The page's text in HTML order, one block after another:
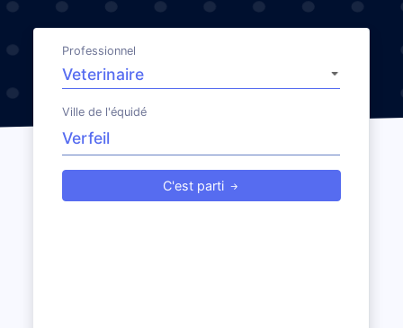
Professionnel
Ville de l'équidé
C'est parti